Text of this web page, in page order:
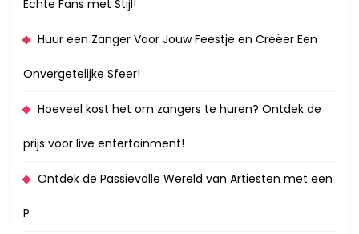
Echte Fans met Stijl!
Huur een Zanger Voor Jouw Feestje en Creëer Een
Onvergetelijke Sfeer!
Hoeveel kost het om zangers te huren? Ontdek de
prijs voor live entertainment!
Ontdek de Passievolle Wereld van Artiesten met een
P